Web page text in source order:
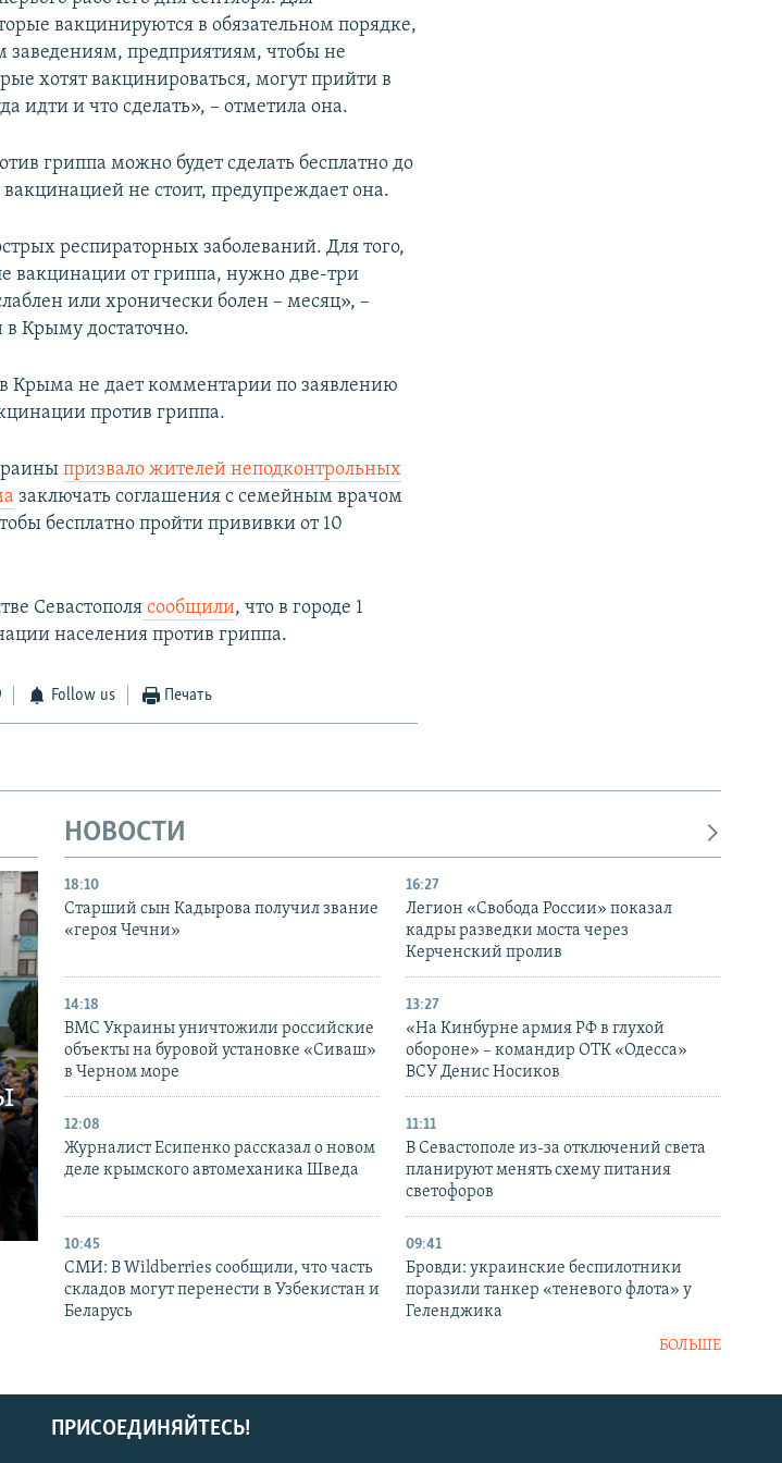
вакцинируются в обязательном порядке,
заведениям, предприятиям, чтобы не
хотят вакцинироваться, могут прийти в
идти и что сделать», – отметила она.
гриппа можно будет сделать бесплатно до
не стоит, предупреждает она.
респираторных заболеваний. Для того,
вакцинации от гриппа, нужно две-три
или хронически болен – месяц», –
в Крыму достаточно.
не дает комментарии по заявлению
против гриппа​.
призвало жителей неподконтрольных
заключать соглашения с семейным врачом
бесплатно пройти прививки от 10
Севастополя сообщили, что в городе 1
населения против гриппа.
Follow us Печать
НОВОСТИ
18:10
Старший сын Кадырова получил звание
«героя Чечни»
16:27
Легион «Свобода России» показал
кадры разведки моста через
Керченский пролив
14:18
ВМС Украины уничтожили российские
объекты на буровой установке «Сиваш»
в Черном море
13:27
«На Кинбурне армия РФ в глухой
обороне» – командир ОТК «Одесса»
ВСУ Денис Носиков
12:08
Журналист Есипенко рассказал о новом
деле крымского автомеханика Шведа
11:11
В Севастополе из-за отключений света
планируют менять схему питания
светофоров
10:45
СМИ: В Wildberries сообщили, что часть
складов могут перенести в Узбекистан и
Беларусь
09:41
Бровди: украинские беспилотники
поразили танкер «теневого флота» у
Геленджика
БОЛЬШЕ
ПРИСОЕДИНЯЙТЕСЬ!